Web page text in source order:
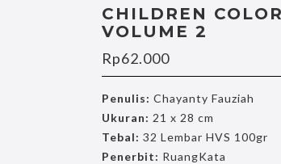
CHILDREN
VOLUME 2
Rp62.000
Penulis: Chayanty Fauziah
Ukuran: 21 x 28 cm
Tebal: 32 Lembar HVS 100gr
Penerbit: RuangKata